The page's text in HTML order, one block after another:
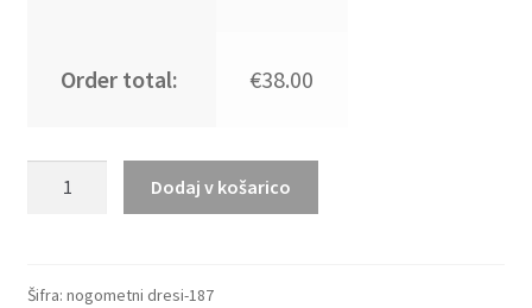
Order total: €38.00
Gostujoči
Dodaj v košarico
Šifra: nogometni dresi-187